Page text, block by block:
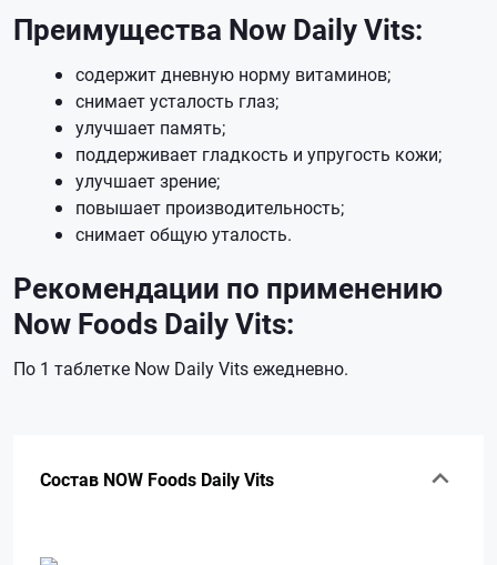
Преимущества Now Daily Vits:
содержит дневную норму витаминов;
снимает усталость глаз;
улучшает память;
поддерживает гладкость и упругость кожи;
улучшает зрение;
повышает производительность;
снимает общую уталость.
Рекомендации по применению
Now Foods Daily Vits:
По 1 таблетке Now Daily Vits ежедневно.
Состав NOW Foods Daily Vits